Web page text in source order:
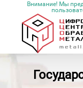
Внимание! Мы